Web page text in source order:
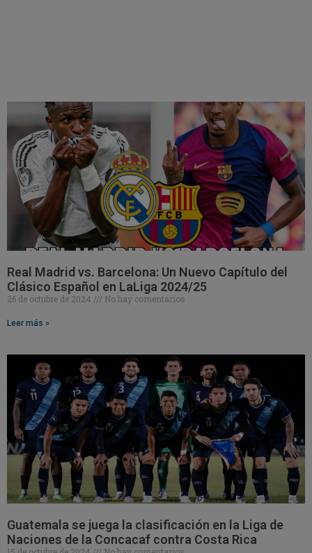
Real Madrid vs. Barcelona: Un Nuevo Capítulo del
Clásico Español en LaLiga 2024/25
26 de octubre de 2024 No hay comentarios
Leer más »
Guatemala se juega la clasificación en la Liga de
Naciones de la Concacaf contra Costa Rica